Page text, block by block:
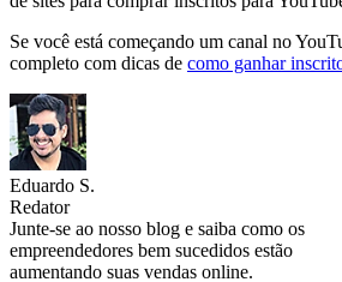
Se você está começando um canal no
completo com dicas de como ganhar
Eduardo S.
Redator
Junte-se ao nosso blog e saiba como os
empreendedores bem sucedidos estão
aumentando suas vendas online.